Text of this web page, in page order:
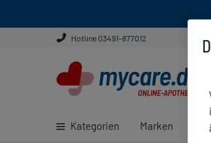
Hotline 03491-877012
Kategorien Marken